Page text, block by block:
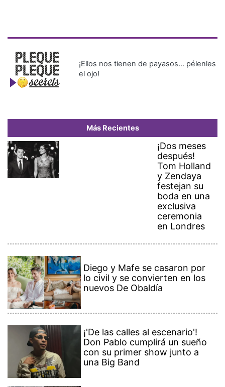
¡Ellos nos tienen de payasos… pélenles
el ojo!
Más Recientes
¡Dos meses
después!
Tom Holland
y Zendaya
festejan su
boda en una
exclusiva
ceremonia
en Londres
Diego y Mafe se casaron por
lo civil y se convierten en los
nuevos De Obaldía
¡'De las calles al escenario'!
Don Pablo cumplirá un sueño
con su primer show junto a
una Big Band